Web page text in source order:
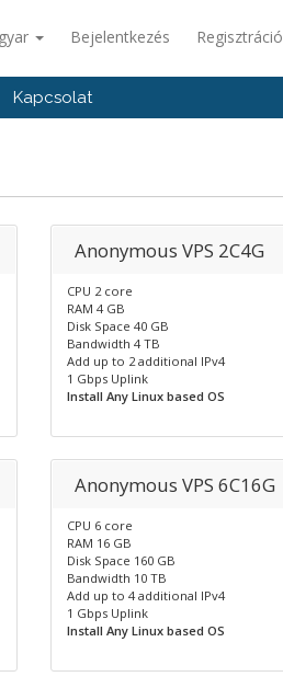
Bejelentkezés Regisztráció
Kapcsolat
Anonymous VPS 2C4G
CPU 2 core
RAM 4 GB
Disk Space 40 GB
Bandwidth 4 TB
Add up to 2 additional IPv4
1 Gbps Uplink
Install Any Linux based OS
Anonymous VPS 6C16G
CPU 6 core
RAM 16 GB
Disk Space 160 GB
Bandwidth 10 TB
Add up to 4 additional IPv4
1 Gbps Uplink
Install Any Linux based OS